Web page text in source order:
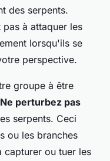
des serpents.
à attaquer les
lorsqu'ils se
perspective.
groupe à être
Ne perturbez pas
serpents. Ceci
ou les branches
capturer ou tuer les